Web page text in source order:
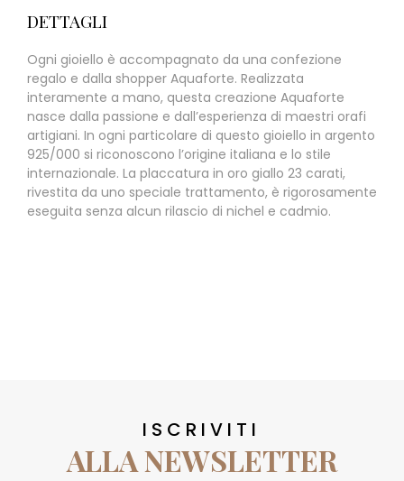
DETTAGLI
Ogni gioiello è accompagnato da una confezione
regalo e dalla shopper Aquaforte. Realizzata
interamente a mano, questa creazione Aquaforte
nasce dalla passione e dall’esperienza di maestri orafi
artigiani. In ogni particolare di questo gioiello in argento
925/000 si riconoscono l’origine italiana e lo stile
internazionale. La placcatura in oro giallo 23 carati,
rivestita da uno speciale trattamento, è rigorosamente
eseguita senza alcun rilascio di nichel e cadmio.
ISCRIVITI
ALLA NEWSLETTER